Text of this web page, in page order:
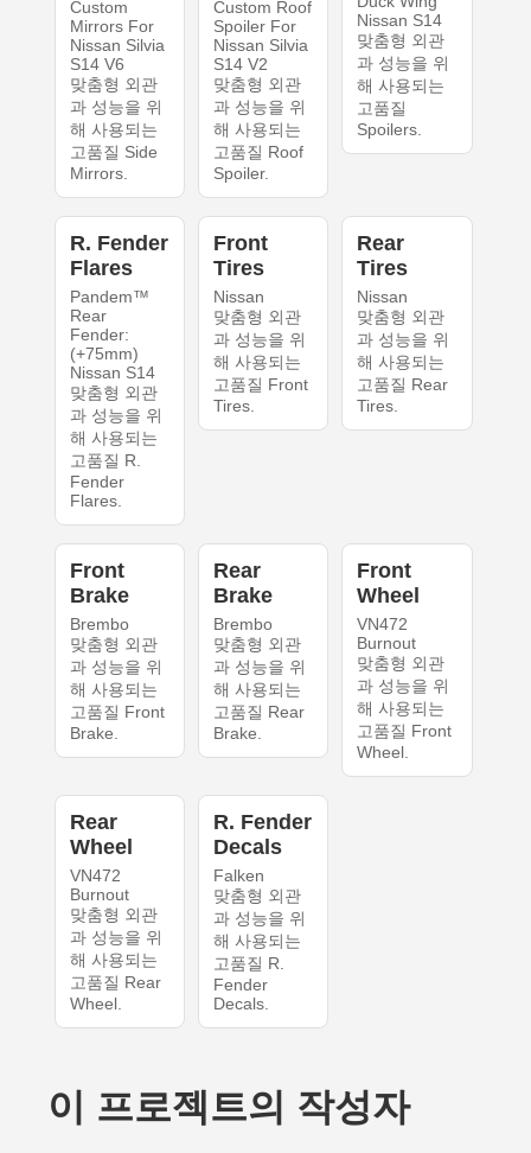
Custom
Mirrors For
Nissan Silvia
S14 V6
맞춤형 외관
과 성능을 위
해 사용되는
고품질 Side
Mirrors.
Custom Roof
Spoiler For
Nissan Silvia
S14 V2
맞춤형 외관
과 성능을 위
해 사용되는
고품질 Roof
Spoiler.
Nissan S14
맞춤형 외관
과 성능을 위
해 사용되는
고품질
Spoilers.
R. Fender
Flares
Pandem™
Rear
Fender:
(+75mm)
Nissan S14
맞춤형 외관
과 성능을 위
해 사용되는
고품질 R.
Fender
Flares.
Front
Tires
Nissan
맞춤형 외관
과 성능을 위
해 사용되는
고품질 Front
Tires.
Rear
Tires
Nissan
맞춤형 외관
과 성능을 위
해 사용되는
고품질 Rear
Tires.
Front
Brake
Brembo
맞춤형 외관
과 성능을 위
해 사용되는
고품질 Front
Brake.
Rear
Brake
Brembo
맞춤형 외관
과 성능을 위
해 사용되는
고품질 Rear
Brake.
Front
Wheel
VN472
Burnout
맞춤형 외관
과 성능을 위
해 사용되는
고품질 Front
Wheel.
Rear
Wheel
VN472
Burnout
맞춤형 외관
과 성능을 위
해 사용되는
고품질 Rear
Wheel.
R. Fender
Decals
Falken
맞춤형 외관
과 성능을 위
해 사용되는
고품질 R.
Fender
Decals.
이 프로젝트의 작성자